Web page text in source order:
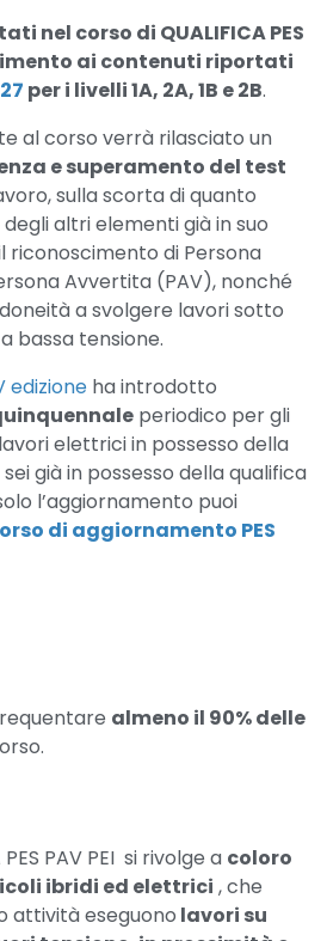
nel corso di QUALIFICA PES
ai contenuti riportati
per i livelli 1A, 2A, 1B e 2B.
al corso verrà rilasciato un
e superamento del test
sulla scorta di quanto
altri elementi già in suo
riconoscimento di Persona
Avvertita (PAV), nonché
a svolgere lavori sotto
bassa tensione.
edizione ha introdotto
periodico per gli
elettrici in possesso della
sei già in possesso della qualifica
l’aggiornamento puoi
di aggiornamento PES
almeno il 90% delle
PAV PEI si rivolge a coloro
ibridi ed elettrici , che
attività eseguono lavori su